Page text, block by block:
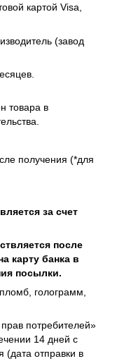
картой Visa,
(завод
товара в
получения (*для
за счет
после
карту банка в
посылки.
голограмм,
потребителей»
14 дней с
(дата отправки в